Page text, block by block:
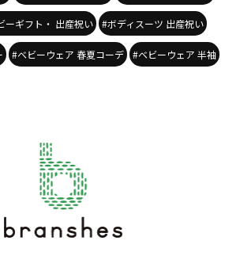
ーギフト・ 出産祝い #ボディスーツ 出産祝い
#ベビーウェア 春夏コーデ #ベビーウェア 半袖